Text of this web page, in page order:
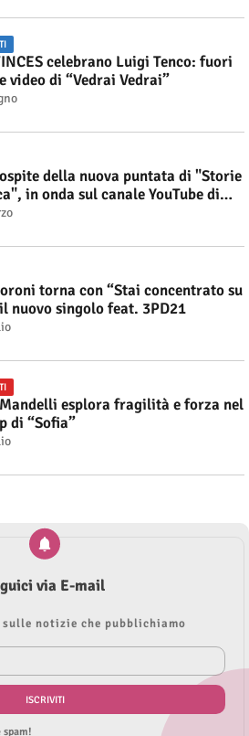
celebrano Luigi Tenco: fuori
video di “Vedrai Vedrai”
della nuova puntata di "Storie
in onda sul canale YouTube di
torna con “Stai concentrato su
nuovo singolo feat. 3PD21
esplora fragilità e forza nel
di “Sofia”
via E-mail
notizie che pubblichiamo